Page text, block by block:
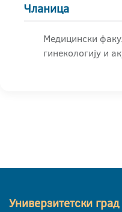
Чланица
Медицински
гинекологију и
Универзитетски град